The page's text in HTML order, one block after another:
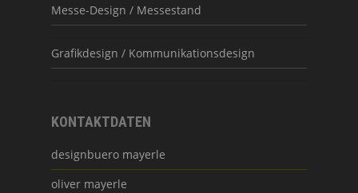
Messe-Design / Messestand
Grafikdesign / Kommunikationsdesign
KONTAKTDATEN
designbuero mayerle
oliver mayerle